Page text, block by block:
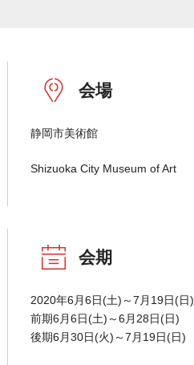
会場
静岡市美術館
Shizuoka City Museum of Art
会期
2020年6月6日(土)～7月19日(日)
前期6月6日(土)～6月28日(日)
後期6月30日(火)～7月19日(日)